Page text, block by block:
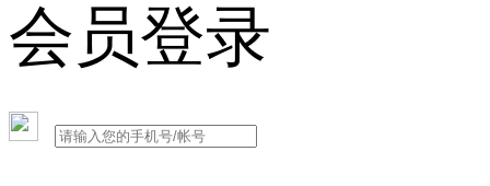
会员登录